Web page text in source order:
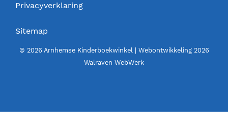
Privacyverklaring
Sitemap
© 2026 Arnhemse Kinderboekwinkel | Webontwikkeling 2026
Walraven WebWerk